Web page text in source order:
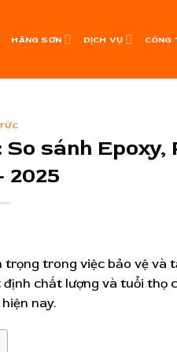
HÃNG SƠN DỊCH VỤ CÔNG
sánh Epoxy,
2025
trong việc bảo vệ và
chất lượng và tuổi thọ
nay.